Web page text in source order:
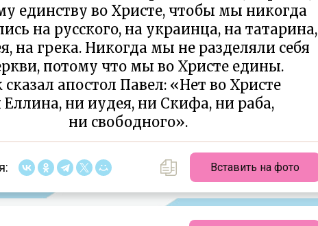
единству во Христе, чтобы мы никогда
на русского, на украинца, на татарина,
на грека. Никогда мы не разделяли себя
потому что мы во Христе едины.
сказал апостол Павел: «Нет во Христе
Еллина, ни иудея, ни Скифа, ни раба,
ни свободного».
Вставить на фото